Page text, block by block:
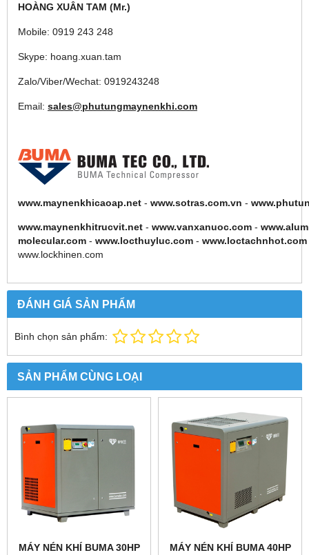
HOÀNG XUÂN TAM (Mr.)
Mobile: 0919 243 248
Skype: hoang.xuan.tam
Zalo/Viber/Wechat: 0919243248
Email: sales@phutungmaynenkhi.com
www.maynenkhicaoap.net - www.sotras.com.vn -
www.maynenkhitrucvit.net - www.vanxanuoc.com -
molecular.com - www.locthuyluc.com - www.loctachnhot.com
www.lockhinen.com
ĐÁNH GIÁ SẢN PHẨM
Bình chọn sản phẩm:
SẢN PHẨM CÙNG LOẠI
MÁY NÉN KHÍ BUMA 30HP
MÁY NÉN KHÍ BUMA 40HP